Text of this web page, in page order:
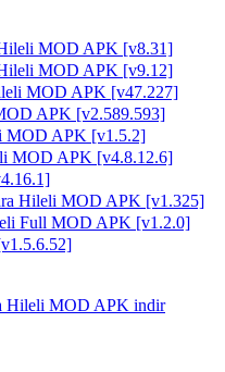
Hileli MOD APK [v8.31]
Hileli MOD APK [v9.12]
MOD APK [v47.227]
APK [v2.589.593]
MOD APK [v1.5.2]
MOD APK [v4.8.12.6]
Hileli MOD APK [v1.325]
Full MOD APK [v1.2.0]
Hileli MOD APK indir